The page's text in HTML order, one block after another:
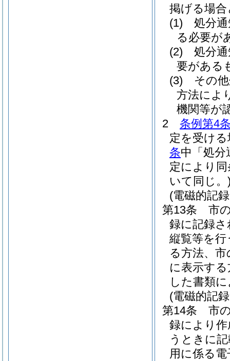
掲げる場
(1)
処分
る必要が
(2)
処分
要がある
(3)
その
方法によ
機関等が
2
条例第4
定を受け
条中「処
定により
いて同じ。
(電磁的記
第13条
市
録に記録
縦覧等を
る方法、
に表示す
した書類
(電磁的記
第14条
市
録により
うときに
用に係る